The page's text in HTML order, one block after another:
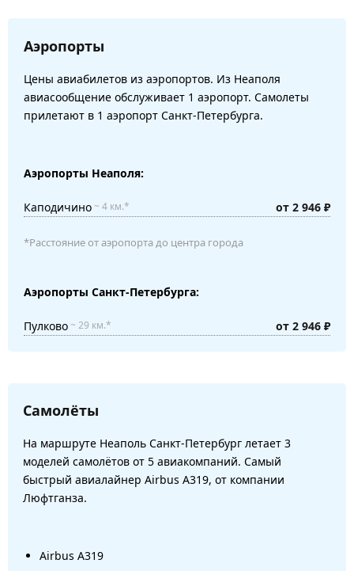
Аэропорты
Цены авиабилетов из аэропортов. Из Неаполя
авиасообщение обслуживает 1 аэропорт. Самолеты
прилетают в 1 аэропорт Санкт-Петербурга.
Аэропорты Неаполя:
Каподичино~ 4 км.* от 2 946 ₽
*Расстояние от аэропорта до центра города
Аэропорты Санкт-Петербурга:
Пулково~ 29 км.* от 2 946 ₽
Самолёты
На маршруте Неаполь Санкт-Петербург летает 3
моделей самолётов от 5 авиакомпаний. Самый
быстрый авиалайнер Airbus A319, от компании
Люфтганза.
Airbus A319